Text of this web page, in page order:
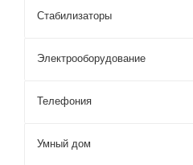
Стабилизаторы
Электрооборудование
Телефония
Умный дом